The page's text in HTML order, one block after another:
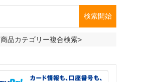
商品カテゴリー複合検索>